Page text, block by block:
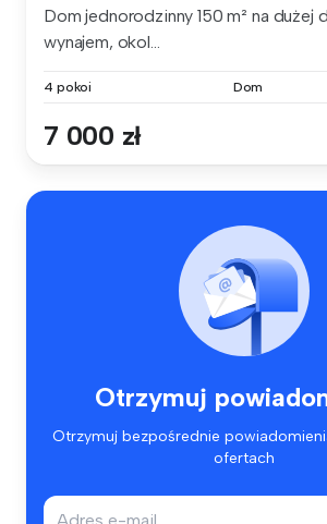
Dom jednorodzinny 150 m² na dużej
wynajem, okol...
4 pokoi Dom
7 000 zł
Otrzymuj
Otrzymuj bezpośrednie
ofertach